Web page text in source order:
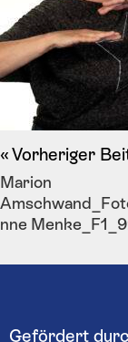
Vorheriger
Marion
nne
Gefördert